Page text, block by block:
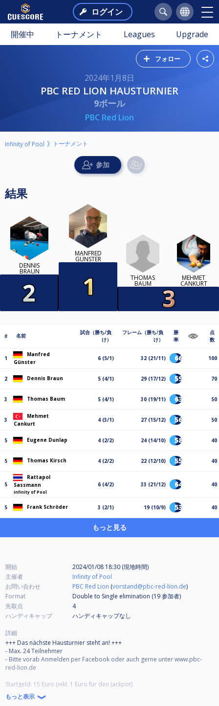
ログイン
開催中 トーナメント Leagues Upgrade
フォロー
2024年1月8日
PBC RED LION HAUSTURNIER
9ボール
PBC Red Lion
Infinity of Pool トーナメント
結果
DENNIS
BRAUN
MANFRED
GÜNSTER
THOMAS
BAUM
MEHMET
CANKURT
# 名前
試合（勝ち/負
け）
フレーム（勝ち/負
け）
勝
率
点
数
1
Manfred
Günster
6 (5/1) 32 (21/11) 66% 100
2 Dennis Braun 5 (4/1) 29 (17/12) 59% 70
3 Thomas Baum 5 (4/1) 30 (19/11) 63% 50
3
Mehmet
Cankurt
4 (3/1) 27 (15/12) 56% 50
5 Eugene Dunlap 4 (2/2) 24 (14/10) 58% 40
5 Thomas Kirsch 4 (2/2) 22 (12/10) 55% 40
5
Rattapol
Sassmann
Infinity of Pool
6 (4/2) 33 (21/12) 64% 40
5 Frank Schröder 3 (2/1) 19 (10/9) 53% 40
もっと見る
開始
2024/01/08 18:30 (現地時間)
主催者
Infinity of Pool
お問い合わせ
PBC Red Lion (vorstand@pbc-red-lion.de)
Format
Double to Single elimination (19参加者)
先取点
4
ハンディキャップ
ハンディキャップなし
詳細
+++ Das nächste Hausturnier steht an! +++
- Max. 24 Teilnehmer
- Bitte vorab Anmelden per Facebook oder auch gerne unter www.pbc-
red-lion.de
Startgeld: 15 Euro (inkl. 1 Euro für den Jackpot)
Der Modus:
Wie immer spielen wir 9-Ball im Doppel-KO-Modus bis Viertelfinale.
もっと表示